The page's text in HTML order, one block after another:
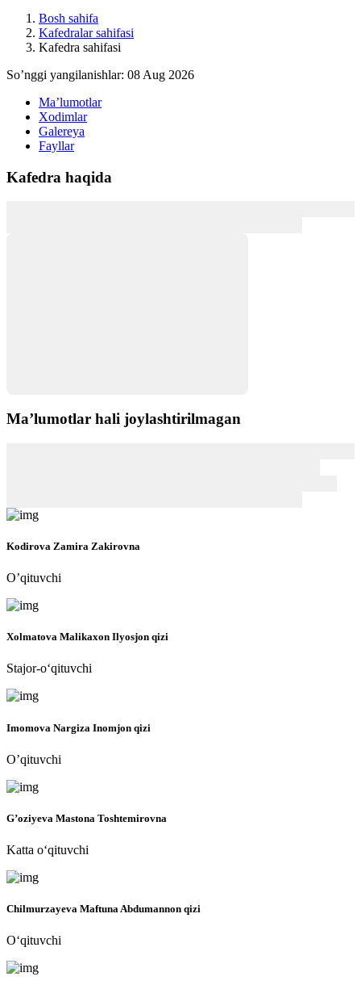
Bosh sahifa
Kafedralar sahifasi
Kafedra sahifasi
Soʼnggi yangilanishlar: 08 Aug 2026
Maʼlumotlar
Xodimlar
Galereya
Fayllar
Kafedra haqida
Maʼlumotlar hali joylashtirilmagan
Kodirova Zamira Zakirovna
O’qituvchi
Xolmatova Malikaxon Ilyosjon qizi
Stajor-o‘qituvchi
Imomova Nargiza Inomjon qizi
O’qituvchi
G’oziyeva Mastona Toshtemirovna
Katta o‘qituvchi
Chilmurzayeva Maftuna Abdumannon qizi
O‘qituvchi